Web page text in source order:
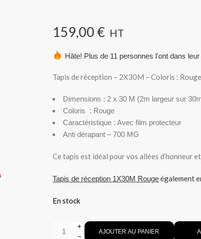
159,00 € HT
Hâte! Plus de 11 personnes l'ont dans
Tapis de réception – 2X30M – Coloris : Rouge
Dimensions : 2 x 30 M (2m largeur sur
Coloris : Rouge
Caractéristique : Avec film protecteur
Anti dérapant – 700 MG
Ce tapis est idéal pour vos allées d’honneur
Tapis de réception 1X30M Rougeégalement
En stock
AJOUTER AU PANIER